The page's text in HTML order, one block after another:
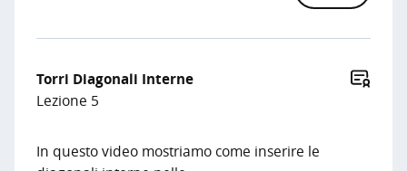
Torri Diagonali Interne
Lezione 5
In questo video mostriamo come inserire le